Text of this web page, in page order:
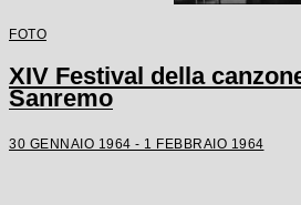
FOTO
XIV Festival della
Sanremo
30 GENNAIO 1964 - 1 FEBBRAIO 1964